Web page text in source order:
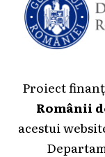
Proiect
Românii
acestui